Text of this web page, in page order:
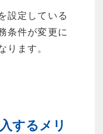
設定している
条件が変更に
ります。
するメリ